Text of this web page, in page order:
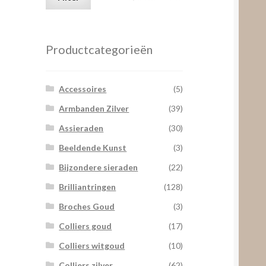
Productcategorieën
Accessoires
(5)
Armbanden Zilver
(39)
Assieraden
(30)
Beeldende Kunst
(3)
Bijzondere sieraden
(22)
Brilliantringen
(128)
Broches Goud
(3)
Colliers goud
(17)
Colliers witgoud
(10)